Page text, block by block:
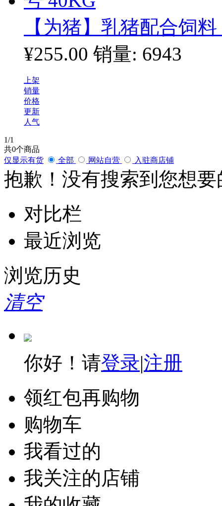
【为猪】乳猪配合饲
¥255.00 销量: 6943
上架
销量
价格
更新
人气
1/1
共0个商品
仅显示有货
全部 网站自营 入驻商店铺
抱歉！没有搜索到您想
对比栏
最近浏览
浏览历史
清空
你好！请登录|注册
领红包再购物
购物车
我看过的
我关注的店铺